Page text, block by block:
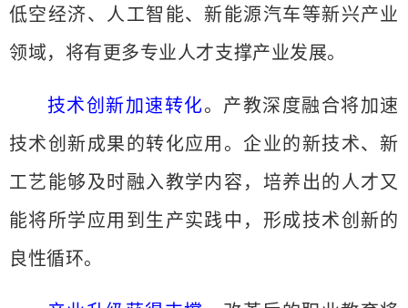
低空经济、人工智能、新能源汽车等新兴产业
领域，将有更多专业人才支撑产业发展。
技术创新加速转化。产教深度融合将加速
技术创新成果的转化应用。企业的新技术、新
工艺能够及时融入教学内容，培养出的人才又
能将所学应用到生产实践中，形成技术创新的
良性循环。